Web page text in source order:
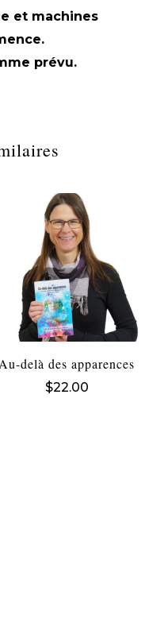
et machines
prévu.
Au-delà des apparences
$22.00